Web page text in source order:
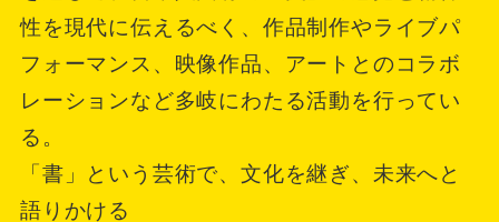
性を現代に伝えるべく、作品制作やライブパ
フォーマンス、映像作品、アートとのコラボ
レーションなど多岐にわたる活動を行ってい
る。
「書」という芸術で、文化を継ぎ、未来へと
語りかける